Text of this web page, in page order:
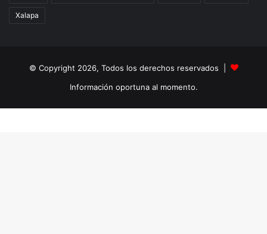
Xalapa
© Copyright 2026, Todos los derechos reservados |
Información oportuna al momento.